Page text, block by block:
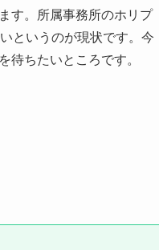
す。所属事務所のホリプ
というのが現状です。今
待ちたいところです。